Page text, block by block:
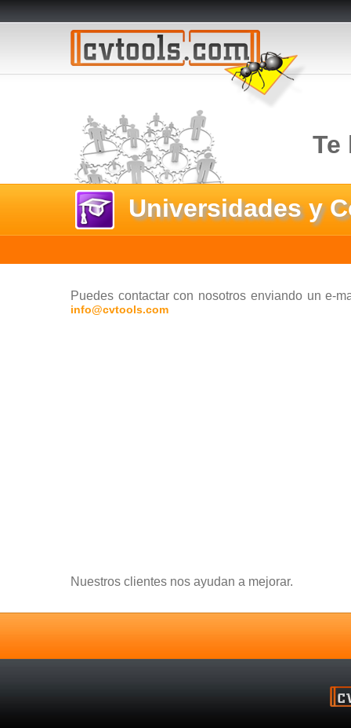
Te
Universidades y
Puedes contactar con nosotros enviando un e-
info@cvtools.com
Nuestros clientes nos ayudan a mejorar.